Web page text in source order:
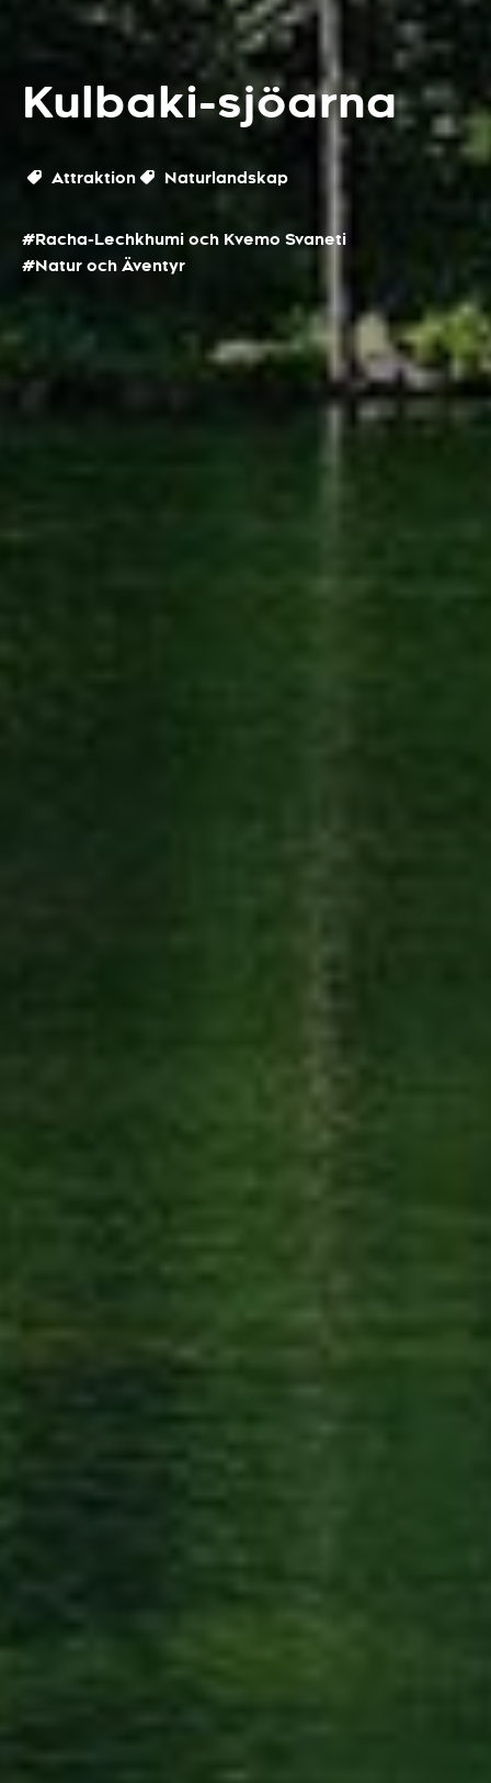
Kulbaki-sjöarna
Attraktion Naturlandskap
#Racha-Lechkhumi och Kvemo Svaneti
#Natur och Äventyr